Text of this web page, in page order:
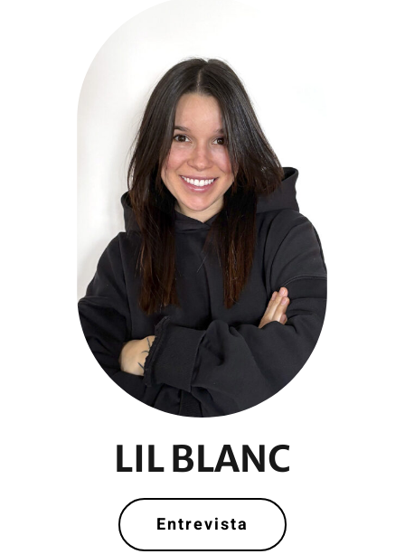
LIL BLANC
Entrevista